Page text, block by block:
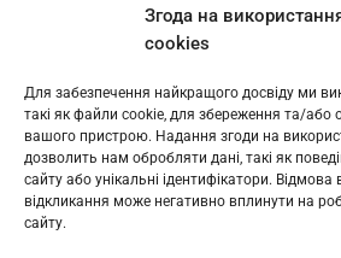
Згода на
cookies
Для забезпечення найкращого досвіду ми
такі як файли cookie, для збереження та/або
вашого пристрою. Надання згоди на
дозволить нам обробляти дані, такі як
сайту або унікальні ідентифікатори. Відмова
відкликання може негативно вплинути на
сайту.
: L11-01410
: L11-01801
Косів: L11-01805
Гарасимів: L11-02274